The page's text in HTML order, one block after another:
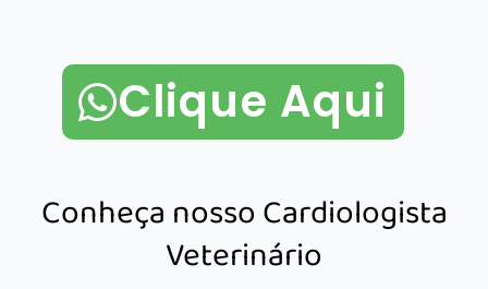
Clique Aqui
Conheça nosso Cardiologista
Veterinário